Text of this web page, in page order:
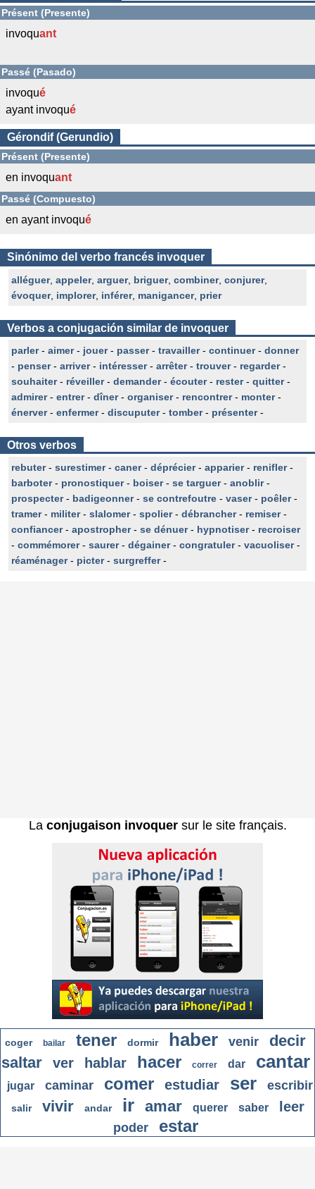
Présent (Presente)
invoquant
Passé (Pasado)
invoqué
ayant invoqué
Gérondif (Gerundio)
Présent (Presente)
en invoquant
Passé (Compuesto)
en ayant invoqué
Sinónimo del verbo francés invoquer
alléguer, appeler, arguer, briguer, combiner, conjurer,
évoquer, implorer, inférer, manigancer, prier
Verbos a conjugación similar de invoquer
parler- aimer- jouer- passer- travailler- continuer- donner
- penser- arriver- intéresser- arrêter- trouver- regarder-
souhaiter- réveiller- demander- écouter- rester- quitter-
admirer- entrer- dîner- organiser- rencontrer- monter-
énerver- enfermer- discuputer- tomber- présenter-
Otros verbos
rebuter- surestimer- caner- déprécier- apparier- renifler-
barboter- pronostiquer- boiser- se targuer- anoblir-
prospecter- badigeonner- se contrefoutre - vaser- poêler-
tramer- militer- slalomer- spolier- débrancher- remiser-
confiancer- apostropher- se dénuer- hypnotiser- recroiser
- commémorer- saurer- dégainer- congratuler- vacuoliser-
réaménager- picter- surgreffer-
La conjugaison invoquersur le site français.
coger bailar tener dormir haber venir
decir
saltar
ver hablar hacer correr dar cantar
jugar caminar comer estudiar ser escribir
salir vivir andar ir amar querer saber leer
poder estar